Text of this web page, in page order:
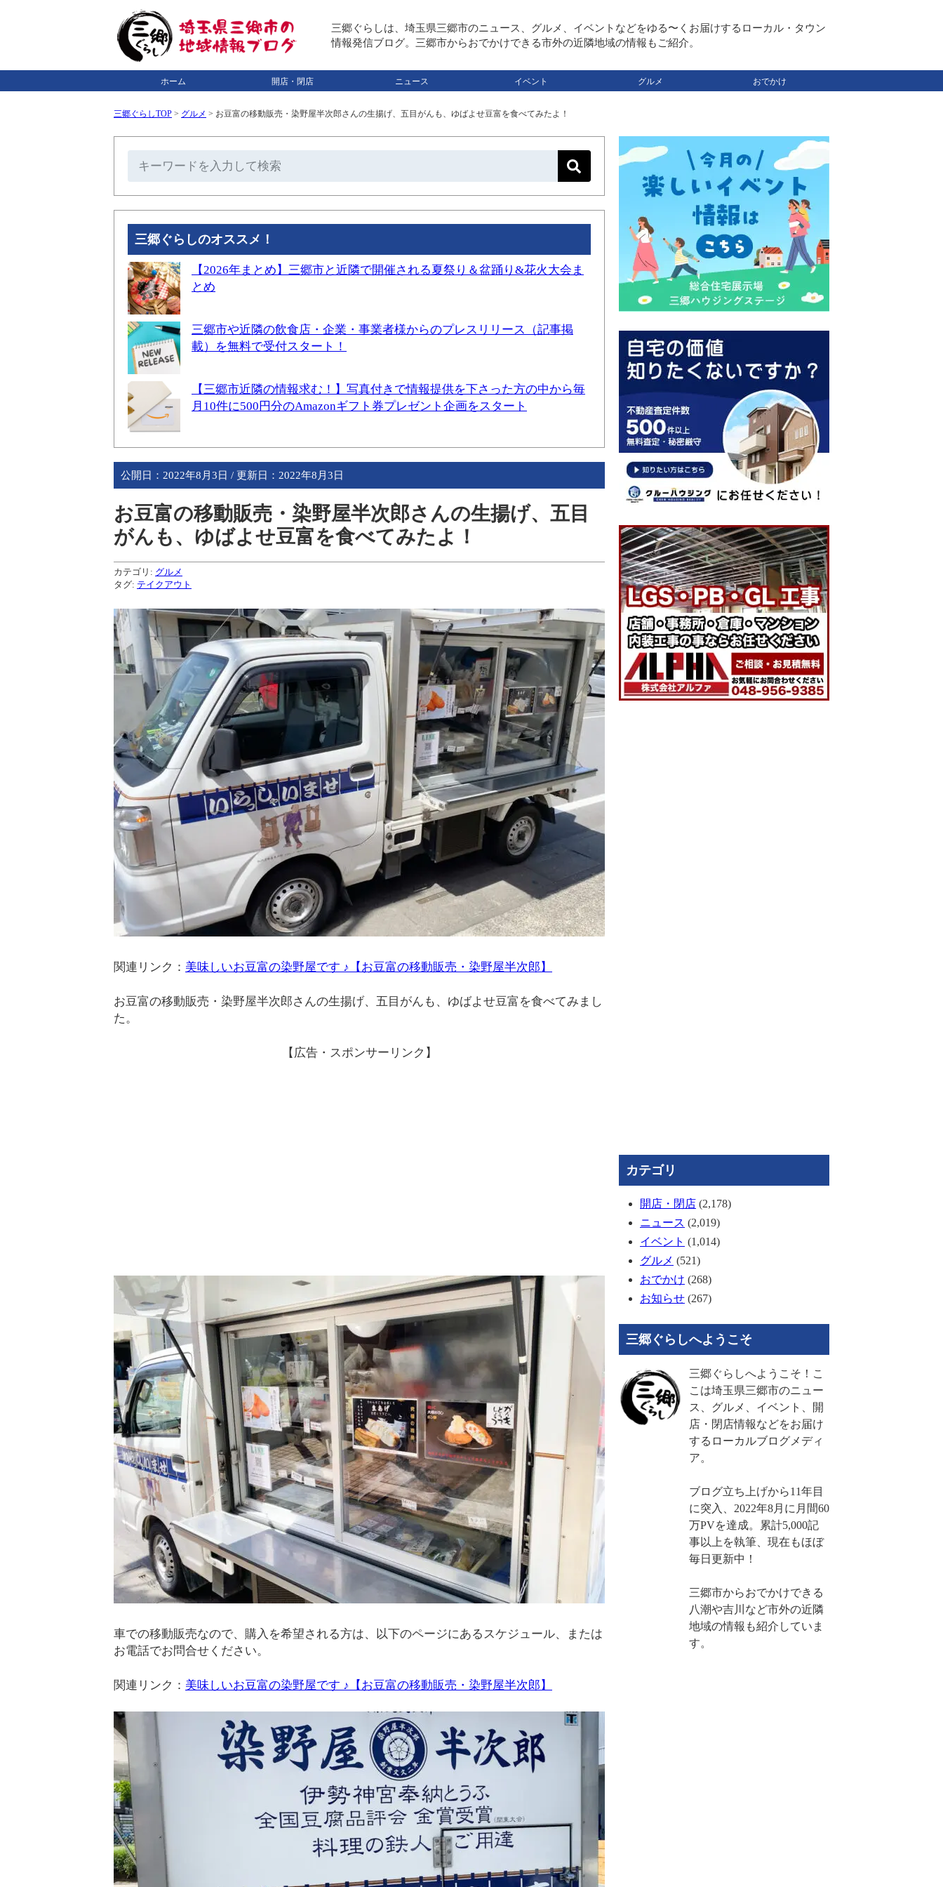
三郷ぐらしは、埼玉県三郷市のニュース、グルメ、イベントなどをゆる〜くお届けするローカル・タウン
情報発信ブログ。三郷市からおでかけできる市外の近隣地域の情報もご紹介。
ホーム 開店・閉店 ニュース イベント グルメ おでかけ
三郷ぐらしTOP > グルメ > お豆富の移動販売・染野屋半次郎さんの生揚げ、五目がんも、ゆばよせ豆富を食べてみたよ！
三郷ぐらしのオススメ！
【2026年まとめ】三郷市と近隣で開催される夏祭り＆盆踊り&花火大会ま
とめ
三郷市や近隣の飲食店・企業・事業者様からのプレスリリース（記事掲
載）を無料で受付スタート！
【三郷市近隣の情報求む！】写真付きで情報提供を下さった方の中から毎
月10件に500円分のAmazonギフト券プレゼント企画をスタート
公開日： 2022年8月3日 / 更新日： 2022年8月3日
お豆富の移動販売・染野屋半次郎さんの生揚げ、五目
がんも、ゆばよせ豆富を食べてみたよ！
カテゴリ: グルメ
タグ: テイクアウト
関連リンク： 美味しいお豆富の染野屋です ♪【お豆富の移動販売・染野屋半次郎】
お豆富の移動販売・染野屋半次郎さんの生揚げ、五目がんも、ゆばよせ豆富を食べてみまし
た。
【広告・スポンサーリンク】
車での移動販売なので、購入を希望される方は、以下のページにあるスケジュール、または
お電話でお問合せください。
関連リンク： 美味しいお豆富の染野屋です ♪【お豆富の移動販売・染野屋半次郎】
カテゴリ
開店・閉店 (2,178)
ニュース (2,019)
イベント (1,014)
グルメ (521)
おでかけ (268)
お知らせ (267)
三郷ぐらしへようこそ
三郷ぐらしへようこそ！こ
こは埼玉県三郷市のニュー
ス、グルメ、イベント、開
店・閉店情報などをお届け
するローカルブログメディ
ア。
ブログ立ち上げから11年目
に突入、2022年8月に月間60
万PVを達成。累計5,000記
事以上を執筆、現在もほぼ
毎日更新中！
三郷市からおでかけできる
八潮や吉川など市外の近隣
地域の情報も紹介していま
す。